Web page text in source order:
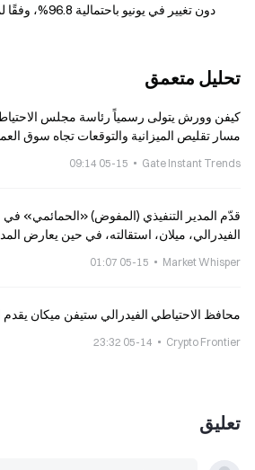
تحليل متعمق
كيفن وورش يتولى رسمياً رئاسة مجلس
مسار تقليص الميزانية والتوقعات تجاه سوق
Gate Instant Trends
05-15 09:14
قدّم المدير التنفيذي (المفوض) «الحمائمي»
الفيدرالي، ميلان، استقالته، في حين يعارض
Market Whisper
05-15 01:07
محافظ الاحتياطي الفيدرالي ستيفن ميكان يقدم
Crypto Frontier
05-14 23:32
تعليق